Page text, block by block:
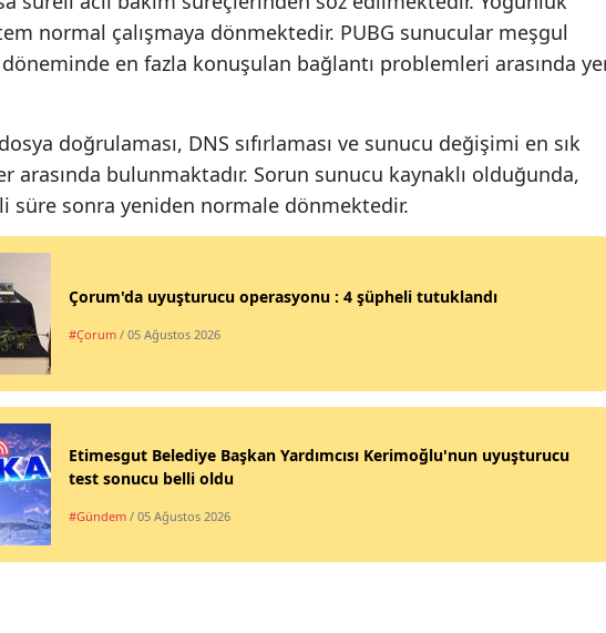
Şanlıurfa
Van
Yozgat
Bayburt
Kırıkkale
Batman
normal çalışmaya dönmektedir. PUBG sunucular meşgul
döneminde en fazla konuşulan bağlantı problemleri arasında
doğrulaması, DNS sıfırlaması ve sunucu değişimi en sık
arasında bulunmaktadır. Sorun sunucu kaynaklı olduğunda,
süre sonra yeniden normale dönmektedir.
Çorum'da uyuşturucu operasyonu : 4 şüpheli tutuklandı
#Çorum / 05 Ağustos 2026
Etimesgut Belediye Başkan Yardımcısı Kerimoğlu'nun uyuşturucu
test sonucu belli oldu
#Gündem / 05 Ağustos 2026